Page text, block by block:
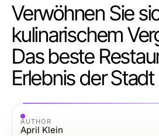
Verwöhnen Sie
kulinarischem
Das beste
Erlebnis der Stadt
AUTHOR
April Klein